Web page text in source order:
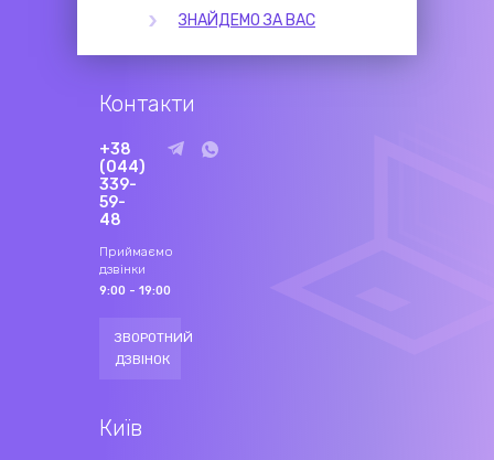
ЗНАЙДЕМО ЗА ВАС
Контакти
+38
(044)
339-
59-
48
Приймаємо
дзвінки
9:00 - 19:00
ЗВОРОТНИЙ
ДЗВІНОК
Київ